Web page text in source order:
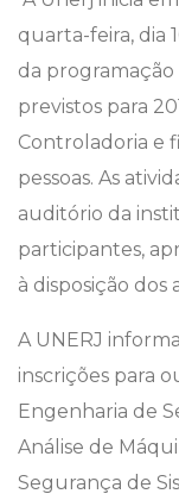
quarta-feira, dia
da programação
previstos para
Controladoria e
pessoas. As
auditório da
participantes,
à disposição dos
A UNERJ
inscrições para
Engenharia de
Análise de
Segurança de